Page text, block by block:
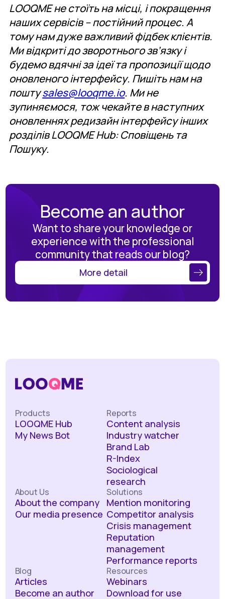
LOOQME не стоїть на місці, і покращення
наших сервісів – постійний процес. А
тому нам дуже важливий фідбек клієнтів.
Ми відкриті до зворотнього зв’язку і
будемо вдячні за ідеї та пропозиції щодо
оновленого інтерфейсу. Пишіть нам на
поштуsales@looqme.io. Ми не
зупиняємося, тож чекайте в наступних
оновленнях редизайн інтерфейсу інших
розділів LOOQME Hub: Сповіщень та
Пошуку.
Become an author
Want to share your knowledge or
experience with the professional
community that reads our blog?
More detail
Products
LOOQME Hub
My News Bot
Reports
Content analysis
Industry watcher
Brand Lab
R-Index
Sociological
research
Solutions
Mention monitoring
Competitor analysis
Crisis management
Reputation
management
Performance reports
About Us
About the company
Our media presence
Resources
Webinars
Download for use
Blog
Articles
Become an author